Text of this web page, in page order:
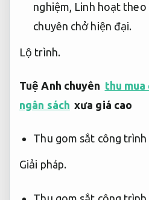
nghiệm, Linh hoạt theo
chuyên chở hiện đại.
Lộ trình.
Tuệ Anh chuyên thu
ngân sách xưa giá cao
Thu gom sắt công
Giải pháp.